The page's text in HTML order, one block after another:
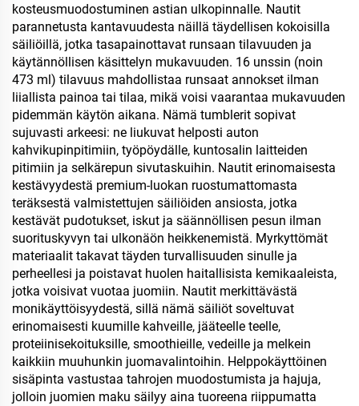
kosteusmuodostuminen astian ulkopinnalle. Nautit
parannetusta kantavuudesta näillä täydellisen kokoisilla
säiliöillä, jotka tasapainottavat runsaan tilavuuden ja
käytännöllisen käsittelyn mukavuuden. 16 unssin (noin
473 ml) tilavuus mahdollistaa runsaat annokset ilman
liiallista painoa tai tilaa, mikä voisi vaarantaa mukavuuden
pidemmän käytön aikana. Nämä tumblerit sopivat
sujuvasti arkeesi: ne liukuvat helposti auton
kahvikupinpitimiin, työpöydälle, kuntosalin laitteiden
pitimiin ja selkärepun sivutaskuihin. Nautit erinomaisesta
kestävyydestä premium-luokan ruostumattomasta
teräksestä valmistettujen säiliöiden ansiosta, jotka
kestävät pudotukset, iskut ja säännöllisen pesun ilman
suorituskyvyn tai ulkonäön heikkenemistä. Myrkyttömät
materiaalit takavat täyden turvallisuuden sinulle ja
perheellesi ja poistavat huolen haitallisista kemikaaleista,
jotka voisivat vuotaa juomiin. Nautit merkittävästä
monikäyttöisyydestä, sillä nämä säiliöt soveltuvat
erinomaisesti kuumille kahveille, jääteelle teelle,
proteiinisekoituksille, smoothieille, vedeille ja melkein
kaikkiin muuhunkin juomavalintoihin. Helppokäyttöinen
sisäpinta vastustaa tahrojen muodostumista ja hajuja,
jolloin juomien maku säilyy aina tuoreena riippumatta